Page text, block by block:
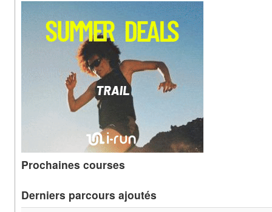
Prochaines courses
Derniers parcours ajoutés